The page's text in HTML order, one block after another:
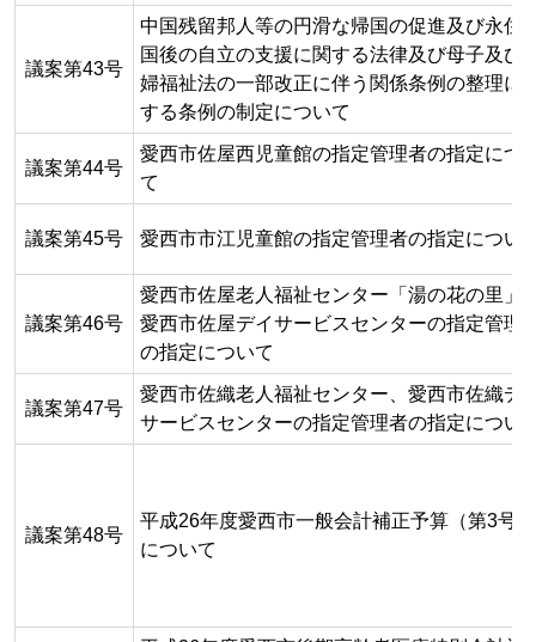
議案第43号
中国残留邦人等の円滑な帰国の促進及び永住
国後の自立の支援に関する法律及び母子及び
婦福祉法の一部改正に伴う関係条例の整理に
する条例の制定について
議案第44号
愛西市佐屋西児童館の指定管理者の指定につ
て
議案第45号 愛西市市江児童館の指定管理者の指定につい
議案第46号
愛西市佐屋老人福祉センター「湯の花の里」
愛西市佐屋デイサービスセンターの指定管理
の指定について
議案第47号
愛西市佐織老人福祉センター、愛西市佐織デ
サービスセンターの指定管理者の指定につい
議案第48号
平成26年度愛西市一般会計補正予算（第3号）
について